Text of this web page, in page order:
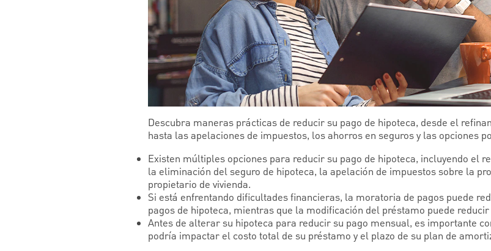
Descubra maneras prácticas de reducir su pago de hipoteca, desde el
hasta las apelaciones de impuestos, los ahorros en seguros y las opciones
Existen múltiples opciones para reducir su pago de hipoteca, incluyendo el
la eliminación del seguro de hipoteca, la apelación de impuestos sobre la
propietario de vivienda.
Si está enfrentando dificultades financieras, la moratoria de pagos puede
pagos de hipoteca, mientras que la modificación del préstamo puede
Antes de alterar su hipoteca para reducir su pago mensual, es importante
podría impactar el costo total de su préstamo y el plazo de su plan de